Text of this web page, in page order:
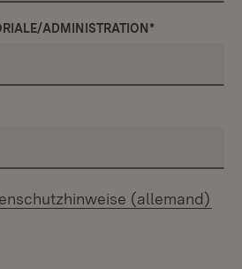
ADMINISTRATION *
(allemand)